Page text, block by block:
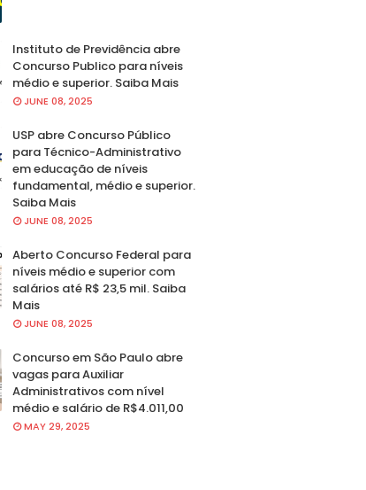
Instituto de Previdência abre
Concurso Publico para níveis
médio e superior. Saiba Mais
JUNE 08, 2025
USP abre Concurso Público
para Técnico-Administrativo
em educação de níveis
fundamental, médio e superior.
Saiba Mais
JUNE 08, 2025
Aberto Concurso Federal para
níveis médio e superior com
salários até R$ 23,5 mil. Saiba
Mais
JUNE 08, 2025
Concurso em São Paulo abre
vagas para Auxiliar
Administrativos com nível
médio e salário de R$4.011,00
MAY 29, 2025